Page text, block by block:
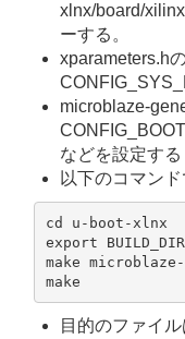
xlnx/board/
ーする。
xparameters.h
microblaze-
などを設定する
以下のコマン
cd u-boot-xlnx
export
make
make
目的のファイ